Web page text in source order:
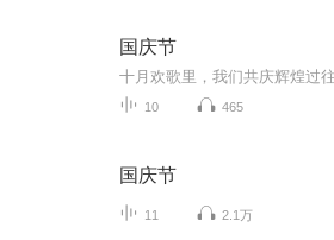
国庆节
10 465
国庆节
11 2.1万